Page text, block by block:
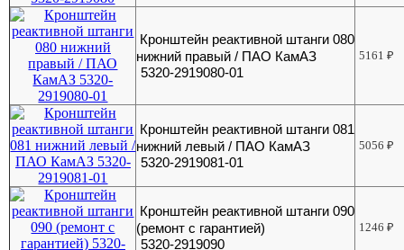
Кронштейн реактивной штанги 080
нижний правый / ПАО КамАЗ
5320-2919080-01
5161₽
Кронштейн реактивной штанги 081
нижний левый / ПАО КамАЗ
5320-2919081-01
5056₽
Кронштейн реактивной штанги 090
(ремонт с гарантией)
5320-2919090
1246₽